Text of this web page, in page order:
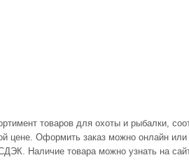
товаров для охоты и рыбалки,
Оформить заказ можно онлайн или
Наличие товара можно узнать на